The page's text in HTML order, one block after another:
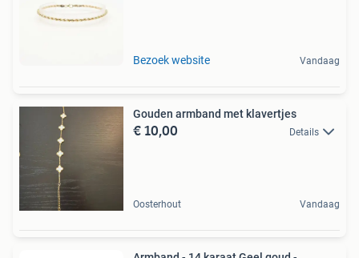
Bezoek website Vandaag
Gouden armband met klavertjes
€ 10,00 Details
Oosterhout Vandaag